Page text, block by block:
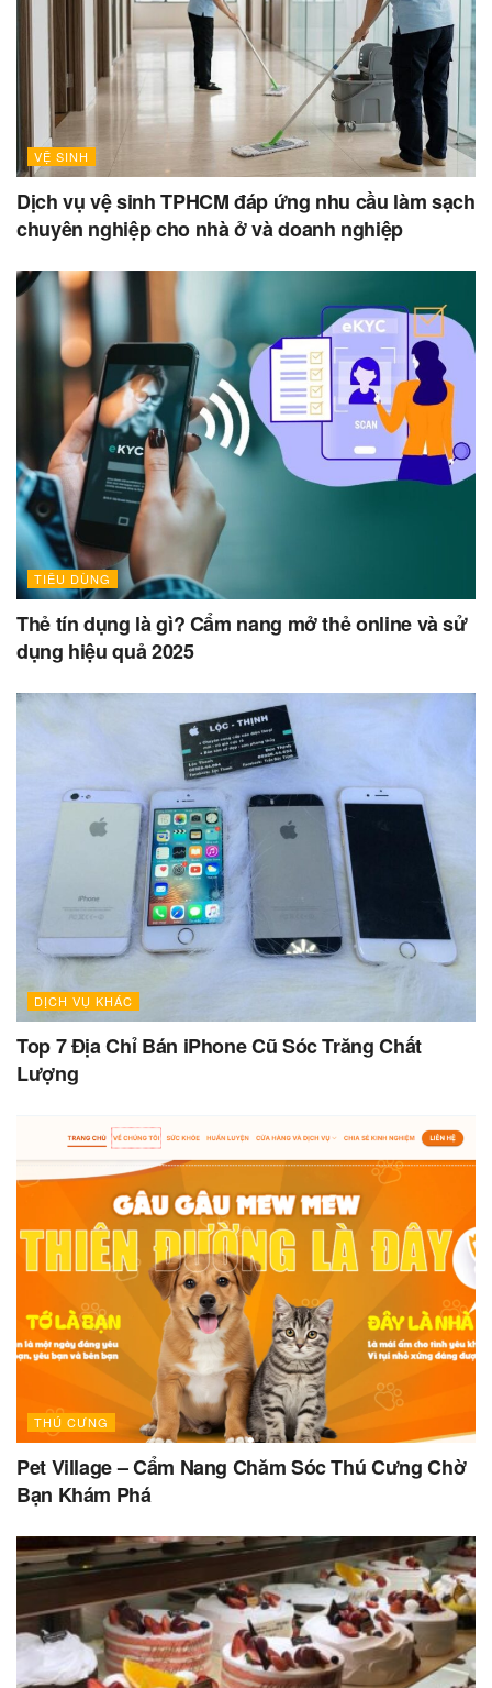
VỆ SINH
Dịch vụ vệ sinh TPHCM đáp ứng nhu cầu làm sạch
chuyên nghiệp cho nhà ở và doanh nghiệp
TIÊU DÙNG
Thẻ tín dụng là gì? Cẩm nang mở thẻ online và sử
dụng hiệu quả 2025
DỊCH VỤ KHÁC
Top 7 Địa Chỉ Bán iPhone Cũ Sóc Trăng Chất
Lượng
THÚ CƯNG
Pet Village – Cẩm Nang Chăm Sóc Thú Cưng Chờ
Bạn Khám Phá